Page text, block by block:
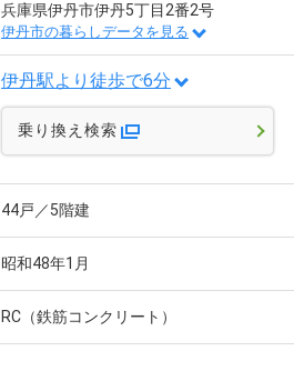
兵庫県伊丹市伊丹5丁目2番2号
伊丹市の暮らしデータを見る
伊丹駅より徒歩で6分
乗り換え検索
44戸／5階建
昭和48年1月
RC（鉄筋コンクリート）